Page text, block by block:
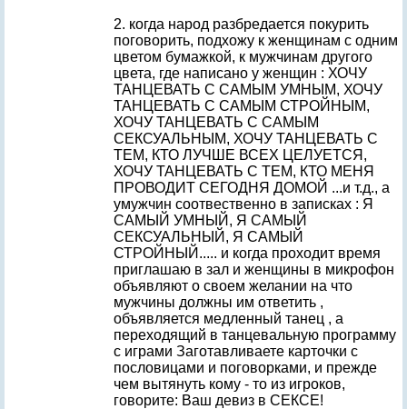
2. когда народ разбредается покурить
поговорить, подхожу к женщинам с одним
цветом бумажкой, к мужчинам другого
цвета, где написано у женщин : ХОЧУ
ТАНЦЕВАТЬ С САМЫМ УМНЫМ, ХОЧУ
ТАНЦЕВАТЬ С САМЫМ СТРОЙНЫМ,
ХОЧУ ТАНЦЕВАТЬ С САМЫМ
СЕКСУАЛЬНЫМ, ХОЧУ ТАНЦЕВАТЬ С
ТЕМ, КТО ЛУЧШЕ ВСЕХ ЦЕЛУЕТСЯ,
ХОЧУ ТАНЦЕВАТЬ С ТЕМ, КТО МЕНЯ
ПРОВОДИТ СЕГОДНЯ ДОМОЙ ...и т.д., а
умужчин соотвественно в записках : Я
САМЫЙ УМНЫЙ, Я САМЫЙ
СЕКСУАЛЬНЫЙ, Я САМЫЙ
СТРОЙНЫЙ..... и когда проходит время
приглашаю в зал и женщины в микрофон
объявляют о своем желании на что
мужчины должны им ответить ,
объявляется медленный танец , а
переходящий в танцевальную программу
с играми Заготавливаете карточки с
пословицами и поговорками, и прежде
чем вытянуть кому - то из игроков,
говорите: Ваш девиз в СЕКСЕ!